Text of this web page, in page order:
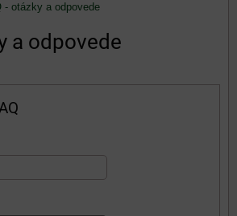
- otázky a odpovede
a odpovede